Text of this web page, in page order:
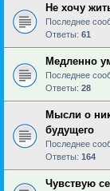
Не хочу
Последнее
Ответы: 61
Медленно
Последнее
Ответы: 28
Мысли о
будущего
Последнее
Ответы: 164
Чувствую